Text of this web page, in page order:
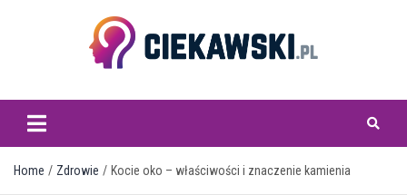
ciekawski.pl
Home Zdrowie Kocie oko – właściwości i znaczenie kamienia